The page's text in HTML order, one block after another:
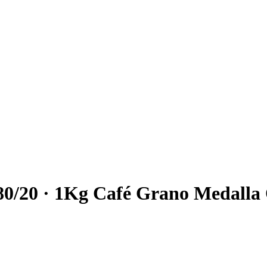
20 · 1Kg Café Grano Medalla